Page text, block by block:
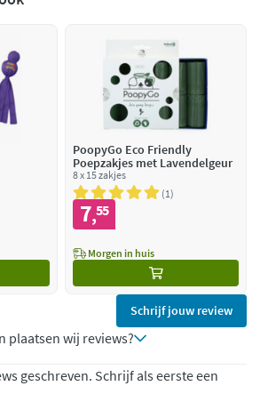
PoopyGo Eco Friendly
Poepzakjes met Lavendelgeur
8 x 15 zakjes
1
7,55
Morgen in huis
Schrijf jouw review
plaatsen wij reviews?
geschreven. Schrijf als eerste een